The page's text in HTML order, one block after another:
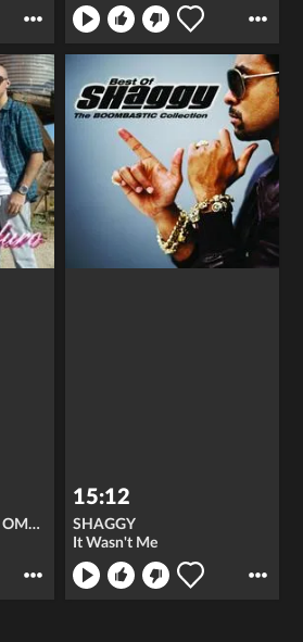
LUCENZO FEAT. DON OMAR
15:12
SHAGGY
It Wasn't Me